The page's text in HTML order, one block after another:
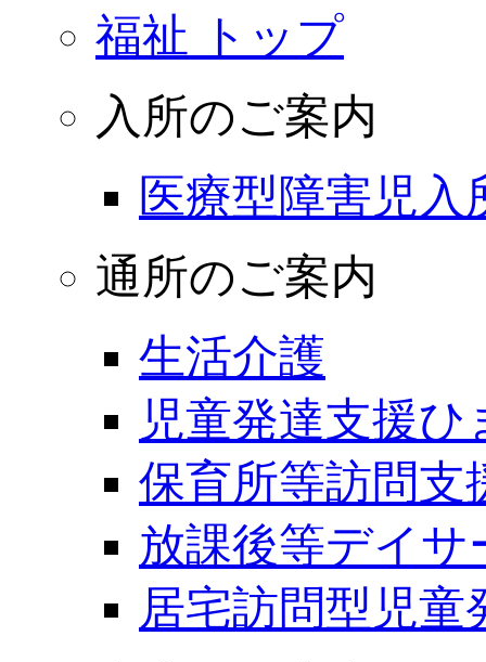
福祉 トップ
入所のご案内
医療型障害児
通所のご案内
生活介護
児童発達支援ひ
保育所等訪問支
放課後等デイサ
居宅訪問型児童